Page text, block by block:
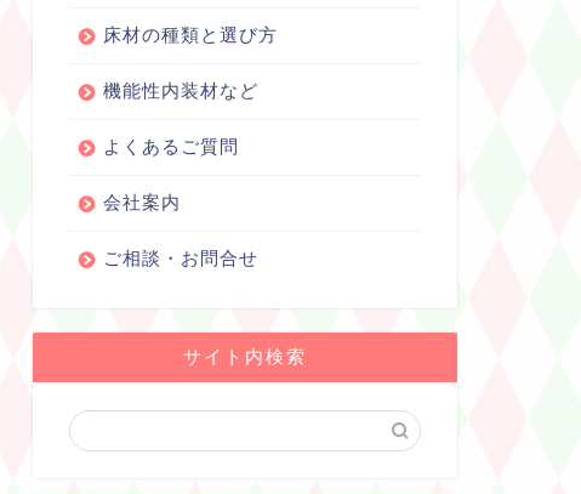
床材の種類と選び方
機能性内装材など
よくあるご質問
会社案内
ご相談・お問合せ
サイト内検索